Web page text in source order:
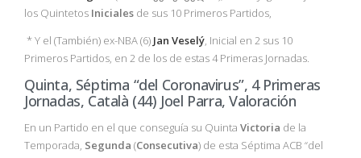
los Quintetos Iniciales de sus 10 Primeros Partidos,
* Y el (También) ex-NBA (6) Jan Veselý, Inicial en 2 sus 10
Primeros Partidos, en 2 de los de estas 4 Primeras Jornadas.
Quinta, Séptima “del Coronavirus”, 4 Primeras
Jornadas, Català (44) Joel Parra, Valoración
En un Partido en el que conseguía su Quinta Victoria de la
Temporada, Segunda (Consecutiva) de esta Séptima ACB “del